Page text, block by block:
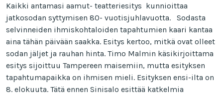
Kaikki antamasi aamut- teatteriesitys kunnioittaa
jatkosodan syttymisen 80- vuotisjuhlavuotta. Sodasta
selvinneiden ihmiskohtaloiden tapahtumien kaari kantaa
aina tähän päivään saakka. Esitys kertoo, mitkä ovat olleet
sodan jäljet ja rauhan hinta. Timo Malmin käsikirjoittama
esitys sijoittuu Tampereen maisemiin, mutta esityksen
tapahtumapaikka on ihmisen mieli. Esityksen ensi-ilta on
8. elokuuta. Tätä ennen Sinisalo esittää katkelmia